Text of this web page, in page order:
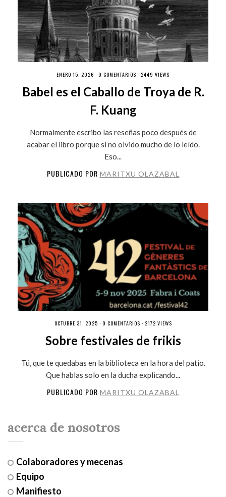
ENERO 15, 2026 · 0 COMENTARIOS · 2449 VIEWS
Babel es el Caballo de Troya de R.
F. Kuang
Normalmente escribo las reseñas poco después de
acabar el libro porque si no olvido mucho de lo leído.
Eso...
PUBLICADO POR MARITXU OLAZABAL
OCTUBRE 31, 2025 · 0 COMENTARIOS · 2172 VIEWS
Sobre festivales de frikis
Tú, que te quedabas en la biblioteca en la hora del patio.
Que hablas solo en la ducha explicando...
PUBLICADO POR MARITXU OLAZABAL
acerca de nosotros
Colaboradores y mecenas
Equipo
Manifiesto